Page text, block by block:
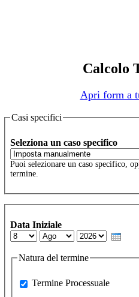
Calcolo
Apri form a
Casi specifici
Seleziona un caso specifico
Puoi selezionare un caso specifico,
termine.
Data Iniziale
Day
Month Year
Natura del termine
Processuale
Termine Processuale